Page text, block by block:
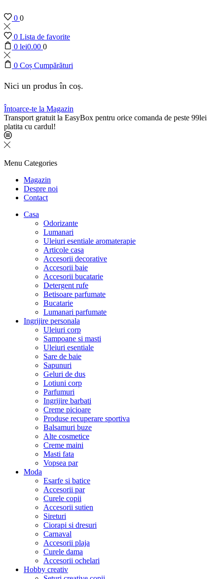
0 0
0 Lista de favorite
0 lei0.00 0
0 Coș Cumpărături
Nici un produs în coș.
Întoarce-te la Magazin
Transport gratuit la EasyBox pentru orice comanda de peste 99lei
platita cu cardul!
Menu Categories
Magazin
Despre noi
Contact
Casa
Odorizante
Lumanari
Uleiuri esentiale aromaterapie
Articole casa
Accesorii decorative
Accesorii baie
Accesorii bucatarie
Detergent rufe
Betisoare parfumate
Bucatarie
Lumanari parfumate
Ingrijire personala
Uleiuri corp
Sampoane si masti
Uleiuri esentiale
Sare de baie
Sapunuri
Geluri de dus
Lotiuni corp
Parfumuri
Ingrijire barbati
Creme picioare
Produse recuperare sportiva
Balsamuri buze
Alte cosmetice
Creme maini
Masti fata
Vopsea par
Moda
Esarfe si batice
Accesorii par
Curele copii
Accesorii sutien
Sireturi
Ciorapi si dresuri
Carnaval
Accesorii plaja
Curele dama
Accesorii ochelari
Hobby creativ